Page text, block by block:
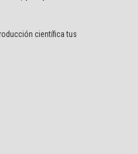
científica tus